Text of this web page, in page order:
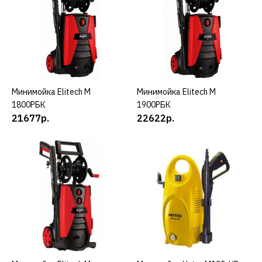
КУПИТЬ
ДОБАВИТЬ К СРАВНЕНИЮ
CARVER
4057р.
КУПИТЬ
ДОБАВИТЬ К СРАВНЕНИЮ
ДОБАВИТЬ В ПОЖЕЛАНИЯ
КУПИТЬ
Минимойка Elitech М
1800РБК
21677р.
КУПИТЬ
Минимойка Elitech М
1900РБК
22622р.